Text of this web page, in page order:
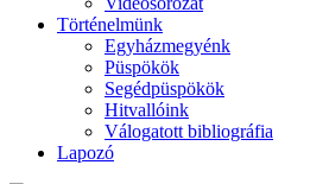
Történelmünk
Egyházmegyénk
Püspökök
Segédpüspökök
Hitvallóink
Válogatott bibliográfia
Lapozó